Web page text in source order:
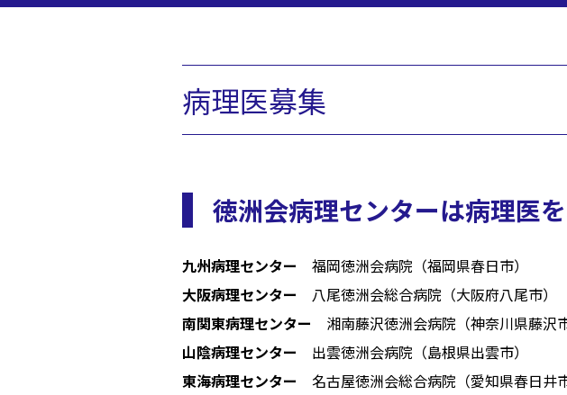
病理医募集
徳洲会病理センターは病理医
九州病理センター
福岡徳洲会病院（福岡県春日市）
大阪病理センター
八尾徳洲会総合病院（大阪府八尾市）
南関東病理センター
湘南藤沢徳洲会病院（神奈川県藤沢市
山陰病理センター
出雲徳洲会病院（島根県出雲市）
東海病理センター
名古屋徳洲会総合病院（愛知県春日井市